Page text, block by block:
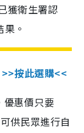
獲衛生署認
。
>>按此選購<<
優惠價只要
供民眾進行自